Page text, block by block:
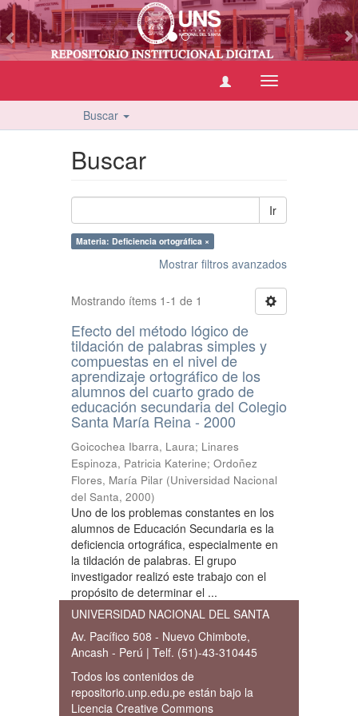
Cambiar
navegación
Buscar
Buscar
Ir
Materia: Deficiencia ortográfica ×
Mostrar filtros avanzados
Mostrando ítems 1-1 de 1
Efecto del método lógico de
tildación de palabras simples y
compuestas en el nivel de
aprendizaje ortográfico de los
alumnos del cuarto grado de
educación secundaria del Colegio
Santa María Reina - 2000
Goicochea Ibarra, Laura; Linares
Espinoza, Patricia Katerine; Ordoñez
Flores, María Pilar (Universidad Nacional
del Santa, 2000)
Uno de los problemas constantes en los
alumnos de Educación Secundaria es la
deficiencia ortográfica, especialmente en
la tildación de palabras. El grupo
investigador realizó este trabajo con el
propósito de determinar el ...
UNIVERSIDAD NACIONAL DEL SANTA
Av. Pacífico 508 - Nuevo Chimbote,
Ancash - Perú | Telf. (51)-43-310445
Todos los contenidos de
repositorio.unp.edu.pe están bajo la
Licencia Creative Commons